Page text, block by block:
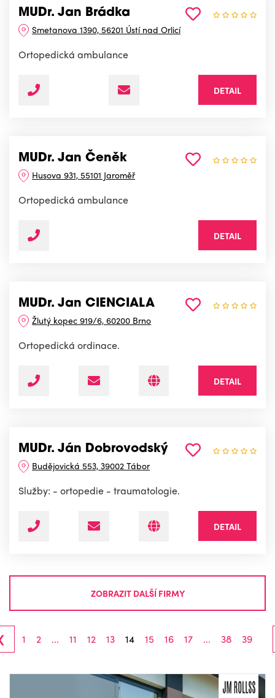
MUDr. Jan Brádka
Smetanova 1390, 56201 Ústí nad Orlicí
Ortopedická ambulance
DETAIL
MUDr. Jan Čeněk
Husova 931, 55101 Jaroměř
Ortopedická ambulance
DETAIL
MUDr. Jan CIENCIALA
Žlutý kopec 919/6, 60200 Brno
Ortopedická ordinace.
DETAIL
MUDr. Ján Dobrovodský
Budějovická 553, 39002 Tábor
Služby: - ortopedie - traumatologie.
DETAIL
ZOBRAZIT DALŠÍ FIRMY
1 2 ... 11 12 13 14 15 16 17 ... 38 39